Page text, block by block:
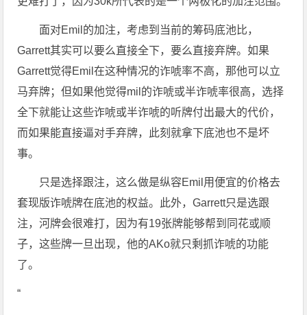
面对Emil的加注，考虑到当前的筹码底池比，
Garrett其实可以要么直接全下，要么直接弃牌。如果
Garrett觉得Emil在这种情况的诈唬率不高，那他可以立
马弃牌；但如果他觉得mil的诈唬或半诈唬率很高，选择
全下就能让这些诈唬或半诈唬的听牌付出最大的代价，
而如果能直接逼对手弃牌，此刻就拿下底池也不是坏
事。
只是选择跟注，这么做是纵容Emil用便宜的价格去
套现版诈唬牌在底池的权益。此外，Garrett只是选跟
注，河牌会很难打，因为有19张牌能够帮到同花或顺
子，这些牌一旦出现，他的AKo就只剩抓诈唬的功能
了。
“